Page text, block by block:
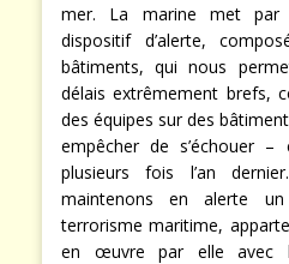
mer. La marine met
dispositif d’alerte,
bâtiments, qui nous
délais extrêmement brefs,
des équipes sur des
empêcher de s’échouer
plusieurs fois l’an
maintenons en alerte
terrorisme maritime,
en œuvre par elle avec